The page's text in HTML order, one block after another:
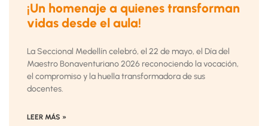
¡Un homenaje a quienes transforman
vidas desde el aula!
La Seccional Medellín celebró, el 22 de mayo, el Día del
Maestro Bonaventuriano 2026 reconociendo la vocación,
el compromiso y la huella transformadora de sus
docentes.
LEER MÁS »